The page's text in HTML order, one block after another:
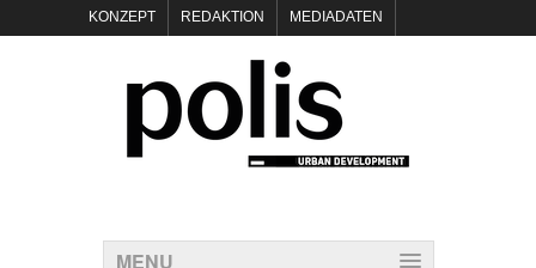
KONZEPT REDAKTION MEDIADATEN
POLIS KEYNOTES
KONTAKT DATENSCHUTZ IMPRESSUM
MENU